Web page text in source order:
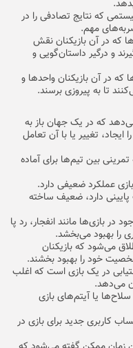
که نتایج تصادفی را در
مهم.
که در آن بازیکنان نقش
و درگیر داستان‌گویی و
که در آن بازیکنان واحدها و
تا به پیروزی برسند.
که در یک جهان باز به
ایجاد، تغییر یا با آن تعامل
بین تیم‌ها برای آماده
عملکرد ضعیفی دارد.
دارد، ضعیف ساخته
در بازی‌ها مانند انفجار، رد پا
را بهبود می‌بخشد.
می‌شود که بازیکنان
خود را بهبود بخشند.
در یک بازی است که اغلب
می‌دهد.
یا آیتم‌های بازی
کاربری جدید برای بازی در